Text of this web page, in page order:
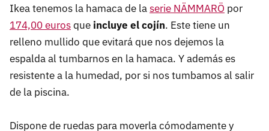
Ikea tenemos la hamaca de laserie NÄMMARÖ por
174,00 eurosque incluye el cojín. Este tiene un
relleno mullido que evitará que nos dejemos la
espalda al tumbarnos en la hamaca. Y además es
resistente a la humedad, por si nos tumbamos al salir
de la piscina.
Dispone de ruedas para moverla cómodamente y